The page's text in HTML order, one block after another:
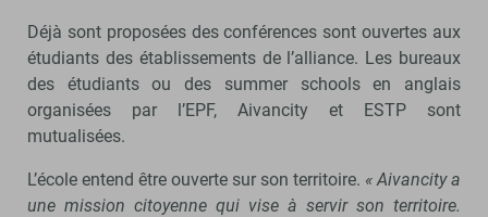
Déjà sont proposées des conférences sont ouvertes aux
étudiants des établissements de l’alliance. Les bureaux
des étudiants ou des summer schools en anglais
organisées par l’EPF, Aivancity et ESTP sont
mutualisées.
L’école entend être ouverte sur son territoire. « Aivancity a
une mission citoyenne qui vise à servir son territoire.